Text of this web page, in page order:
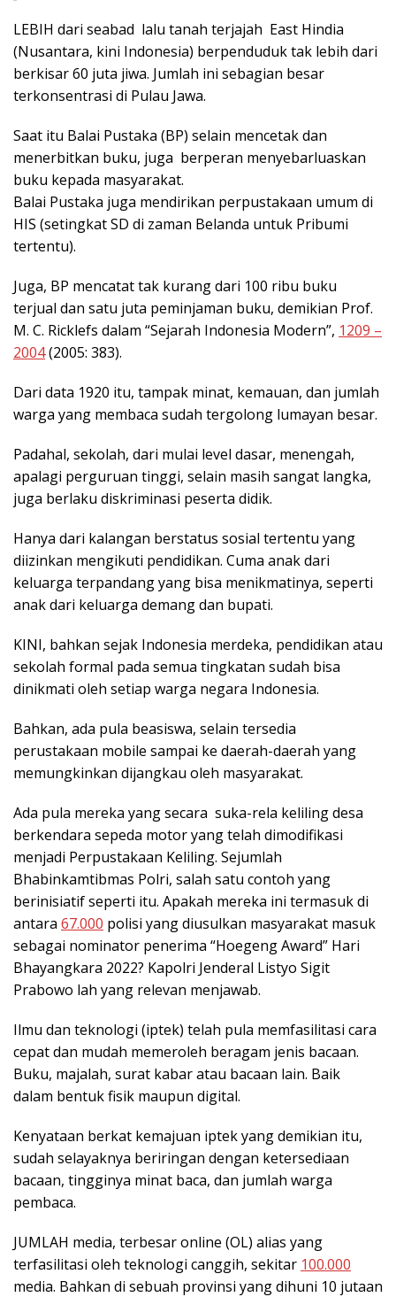
LEBIH dari seabad lalu tanah terjajah East Hindia
(Nusantara, kini Indonesia) berpenduduk tak lebih dari
berkisar 60 juta jiwa. Jumlah ini sebagian besar
terkonsentrasi di Pulau Jawa.
Saat itu Balai Pustaka (BP) selain mencetak dan
menerbitkan buku, juga berperan menyebarluaskan
buku kepada masyarakat.
Balai Pustaka juga mendirikan perpustakaan umum di
HIS (setingkat SD di zaman Belanda untuk Pribumi
tertentu).
Juga, BP mencatat tak kurang dari 100 ribu buku
terjual dan satu juta peminjaman buku, demikian Prof.
M. C. Ricklefs dalam “Sejarah Indonesia Modern”, 1209 –
2004(2005: 383).
Dari data 1920 itu, tampak minat, kemauan, dan jumlah
warga yang membaca sudah tergolong lumayan besar.
Padahal, sekolah, dari mulai level dasar, menengah,
apalagi perguruan tinggi, selain masih sangat langka,
juga berlaku diskriminasi peserta didik.
Hanya dari kalangan berstatus sosial tertentu yang
diizinkan mengikuti pendidikan. Cuma anak dari
keluarga terpandang yang bisa menikmatinya, seperti
anak dari keluarga demang dan bupati.
KINI, bahkan sejak Indonesia merdeka, pendidikan atau
sekolah formal pada semua tingkatan sudah bisa
dinikmati oleh setiap warga negara Indonesia.
Bahkan, ada pula beasiswa, selain tersedia
perustakaan mobile sampai ke daerah-daerah yang
memungkinkan dijangkau oleh masyarakat.
Ada pula mereka yang secara suka-rela keliling desa
berkendara sepeda motor yang telah dimodifikasi
menjadi Perpustakaan Keliling. Sejumlah
Bhabinkamtibmas Polri, salah satu contoh yang
berinisiatif seperti itu. Apakah mereka ini termasuk di
antara 67.000 polisi yang diusulkan masyarakat masuk
sebagai nominator penerima “Hoegeng Award” Hari
Bhayangkara 2022? Kapolri Jenderal Listyo Sigit
Prabowo lah yang relevan menjawab.
Ilmu dan teknologi (iptek) telah pula memfasilitasi cara
cepat dan mudah memeroleh beragam jenis bacaan.
Buku, majalah, surat kabar atau bacaan lain. Baik
dalam bentuk fisik maupun digital.
Kenyataan berkat kemajuan iptek yang demikian itu,
sudah selayaknya beriringan dengan ketersediaan
bacaan, tingginya minat baca, dan jumlah warga
pembaca.
JUMLAH media, terbesar online (OL) alias yang
terfasilitasi oleh teknologi canggih, sekitar 100.000
media. Bahkan di sebuah provinsi yang dihuni 10 jutaan